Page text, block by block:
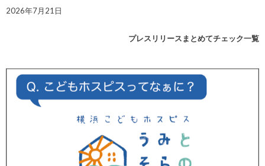
2026年7月21日
プレスリリースまとめてチェック一覧